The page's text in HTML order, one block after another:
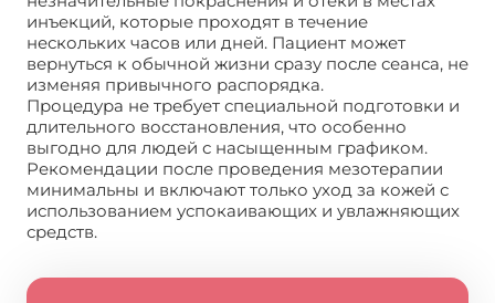
инъекций, которые проходят в течение
нескольких часов или дней. Пациент может
вернуться к обычной жизни сразу после сеанса, не
изменяя привычного распорядка.
Процедура не требует специальной подготовки и
длительного восстановления, что особенно
выгодно для людей с насыщенным графиком.
Рекомендации после проведения мезотерапии
минимальны и включают только уход за кожей с
использованием успокаивающих и увлажняющих
средств.